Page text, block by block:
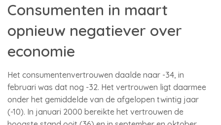
Consumenten in maart
opnieuw negatiever over
economie
Het consumentenvertrouwen daalde naar -34, in
februari was dat nog -32. Het vertrouwen ligt daarmee
onder het gemiddelde van de afgelopen twintig jaar
(-10). In januari 2000 bereikte het vertrouwen de